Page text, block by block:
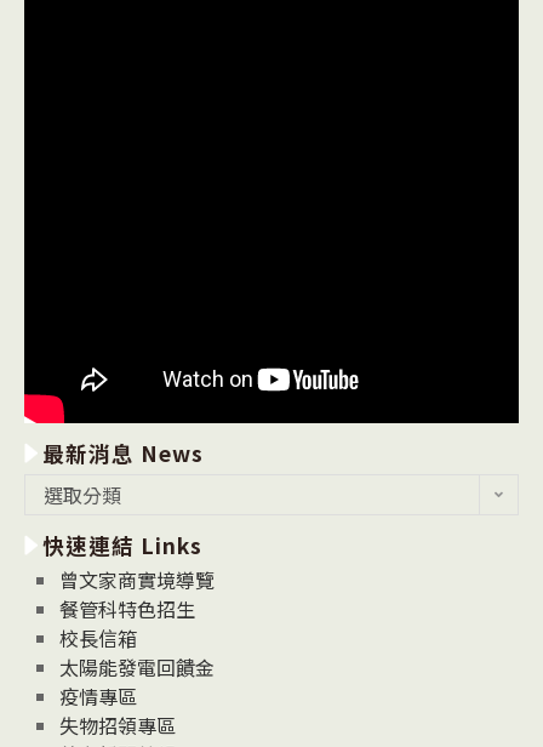
最新消息 News
消
息
News
選取分類
快速連結 Links
曾文家商實境導覽
餐管科特色招生
校長信箱
太陽能發電回饋金
疫情專區
失物招領專區